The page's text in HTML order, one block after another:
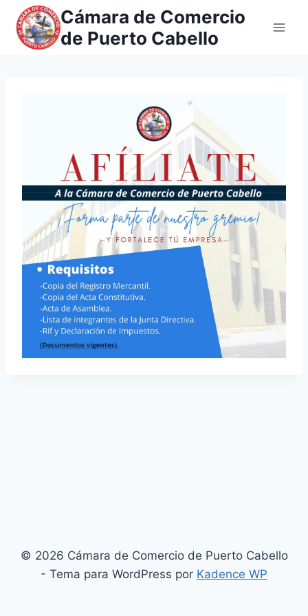
Saltar
contenido
Cámara de Comercio
de Puerto Cabello
© 2026 Cámara de Comercio de Puerto Cabello
- Tema para WordPress por Kadence WP